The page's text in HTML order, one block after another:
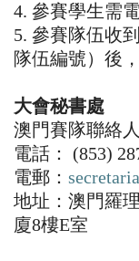
4. 參賽學生需
5. 參賽隊伍收
隊伍編號）後
大會秘書處
澳門賽隊聯絡
電話：
(853)
電郵：
地址：澳門羅
廈8樓E室